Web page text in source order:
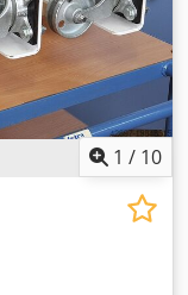
1 / 10